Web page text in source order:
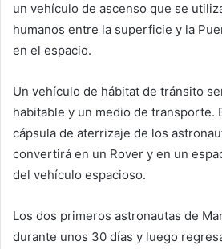
un vehículo de ascenso que se
humanos entre la superficie y la
en el espacio.
Un vehículo de hábitat de tránsito
habitable y un medio de transporte.
cápsula de aterrizaje de los
convertirá en un Rover y en un
del vehículo espacioso.
Los dos primeros astronautas de
durante unos 30 días y luego